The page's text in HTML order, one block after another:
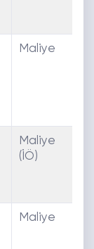
Maliye
Maliye
(İÖ)
Maliye